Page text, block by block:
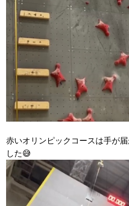
赤いオリンピックコースは手が
した😅